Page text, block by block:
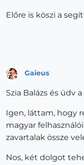
Előre is köszi a
Gaieus
Szia Balázs és üdv
Igen, láttam, hogy
magyar
zavartalak össze
Nos, két dolgot